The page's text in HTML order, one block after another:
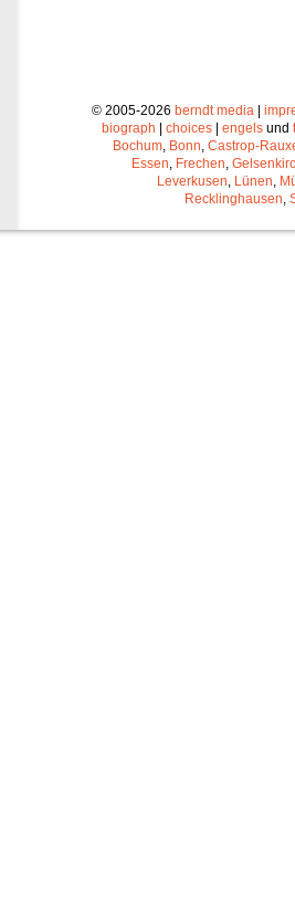
© 2005-2026 berndt media |
biograph | choices | engels und
Bochum Bonn Castrop-
Essen Frechen
Leverkusen Lünen
Recklinghausen